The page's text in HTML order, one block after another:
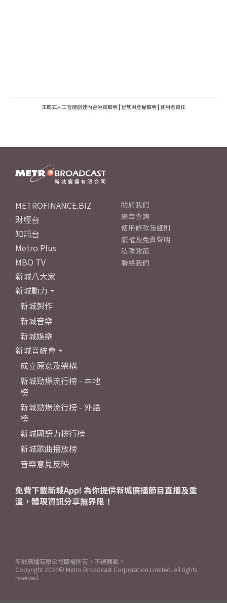
生成式人工智能創建內容免責聲明 | 智慧財產權聲明 | 使用者責任
METROFINANCE.BIZ
財經台
知訊台
Metro Plus
MBO TV
新城八大家
新城動力
新城製作
新城音樂
新城娛樂
新城音統會
成立原意及架構
新城勁爆流行榜 - 本地
榜
新城勁爆流行榜 - 外語
榜
新城國語力排行榜
新城歌曲播放榜
音樂意見反映
關於我們
廣告查詢
使用條款及細則
版權及免責聲明
私隱政策
聯絡我們
免費下載新城App! 為你提供新城廣播節目直播及重
溫，體現資訊分享無界限！
新城廣播有限公司版權所有，不得轉載。
Copyright 2026© Metro Broadcast Corporation Limited. All rights
reserved.